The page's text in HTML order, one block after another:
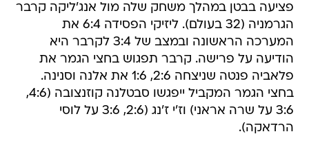
פציעה בבטן במהלך משחק שלה מול אנג'ליקה קרבר
הגרמניה (32 בעולם). ליזיקי הפסידה 6:4 את
המערכה הראשונה ובמצב של 3:4 לקרבר היא
הודיעה על פרישה. קרבר תפגוש בחצי הגמר את
פלאביה פנטה שניצחה 2:6, 1:6 את אלנה וסנינה.
בחצי הגמר המקביל ייפגשו סבטלנה קוזנצובה (4:6,
3:6 על שרה אראני) וז'י ז'נג (2:6, 3:6 על לוסי
הרדאקה).